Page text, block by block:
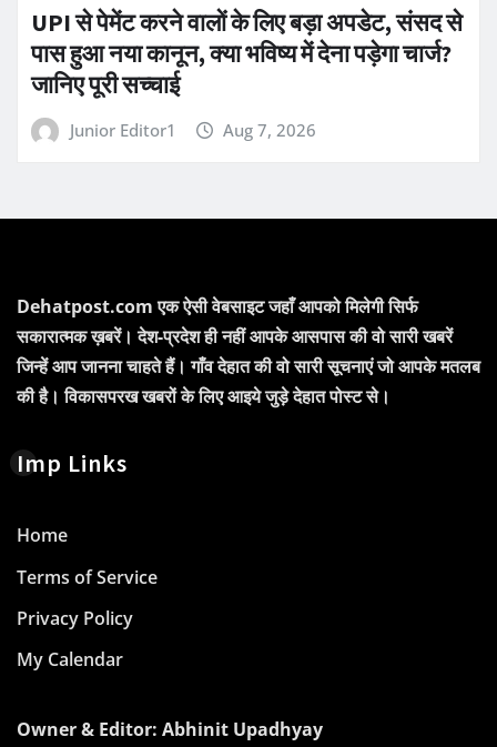
UPI से पेमेंट करने वालों के लिए बड़ा अपडेट, संसद से
पास हुआ नया कानून, क्या भविष्य में देना पड़ेगा चार्ज?
जानिए पूरी सच्चाई
Junior Editor1 Aug 7, 2026
Dehatpost.com एक ऐसी वेबसाइट जहाँ आपको मिलेगी सिर्फ
सकारात्मक ख़बरें। देश-प्रदेश ही नहीं आपके आसपास की वो सारी खबरें
जिन्हें आप जानना चाहते हैं। गाँव देहात की वो सारी सूचनाएं जो आपके मतलब
की है। विकासपरख खबरों के लिए आइये जुड़े देहात पोस्ट से।
Imp Links
Home
Terms of Service
Privacy Policy
My Calendar
Owner & Editor: Abhinit Upadhyay